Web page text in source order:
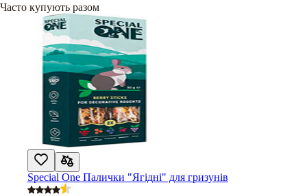
Часто купують разом
Special One Палички "Ягідні" для гризунів